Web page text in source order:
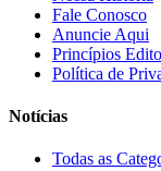
Fale Conosco
Anuncie Aqui
Princípios
Política de
Notícias
Todas as